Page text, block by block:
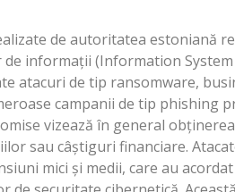
de autoritatea estoniană
informații (Information
atacuri de tip ransomware,
campanii de tip phishing
vizează în general
sau câștiguri financiare.
mici și medii, care au